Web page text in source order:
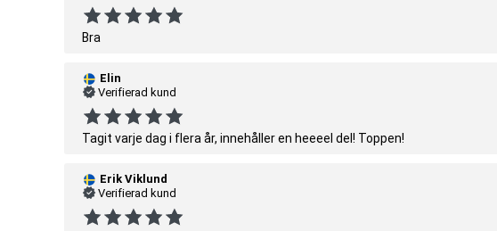
Bra
Elin
Verifierad kund
Tagit varje dag i flera år, innehåller en heeeel del! Toppen!
Erik Viklund
Verifierad kund